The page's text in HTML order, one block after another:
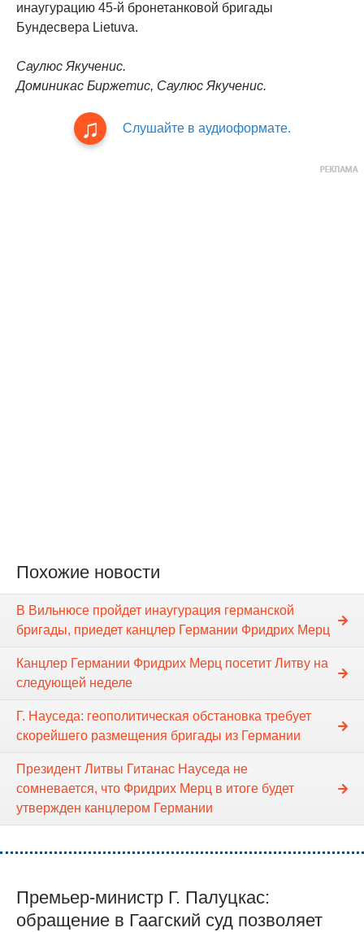
инаугурацию 45-й бронетанковой бригады
Бундесвера Lietuva.
Саулюс Якученис.
Доминикас Биржетис, Саулюс Якученис.
Слушайте в аудиоформате.
Похожие новости
В Вильнюсе пройдет инаугурация германской
бригады, приедет канцлер Германии Фридрих Мерц
Канцлер Германии Фридрих Мерц посетит Литву на
следующей неделе
Г. Науседа: геополитическая обстановка требует
скорейшего размещения бригады из Германии
Президент Литвы Гитанас Науседа не
сомневается, что Фридрих Мерц в итоге будет
утвержден канцлером Германии
Премьер-министр Г. Палуцкас:
обращение в Гаагский суд позволяет